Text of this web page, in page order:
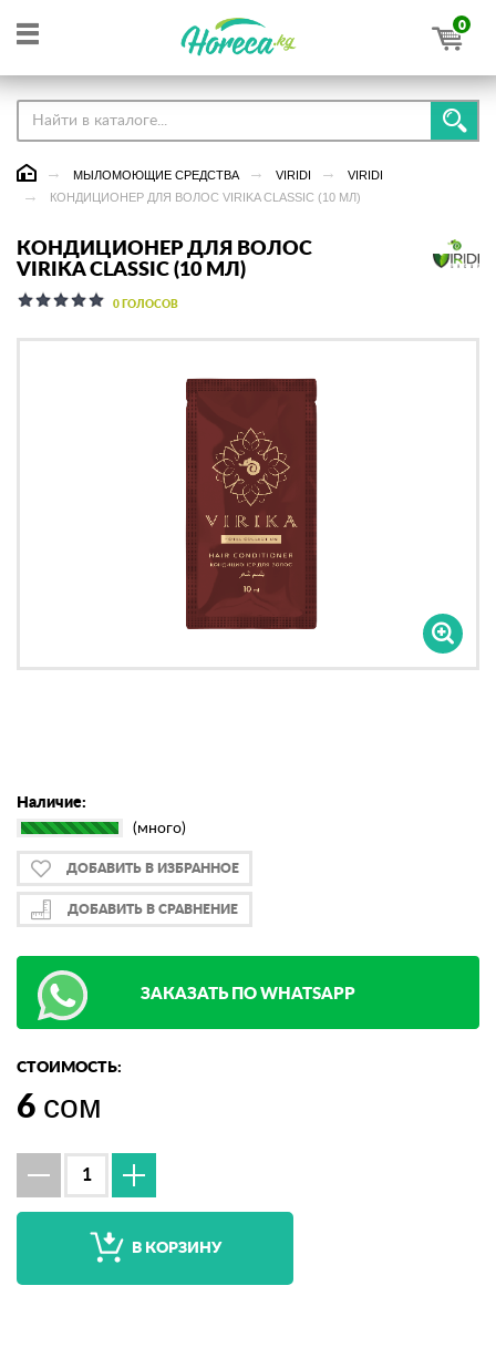
0
МЫЛОМОЮЩИЕ СРЕДСТВА VIRIDI
VIRIDI
КОНДИЦИОНЕР ДЛЯ ВОЛОС VIRIKA CLASSIC (10 МЛ)
КОНДИЦИОНЕР ДЛЯ ВОЛОС
VIRIKA CLASSIC (10 МЛ)
0 ГОЛОСОВ
Наличие:
(много)
ДОБАВИТЬ В ИЗБРАННОЕ
ДОБАВИТЬ В СРАВНЕНИЕ
ЗАКАЗАТЬ ПО WHATSAPP
СТОИМОСТЬ:
6 сом
В КОРЗИНУ